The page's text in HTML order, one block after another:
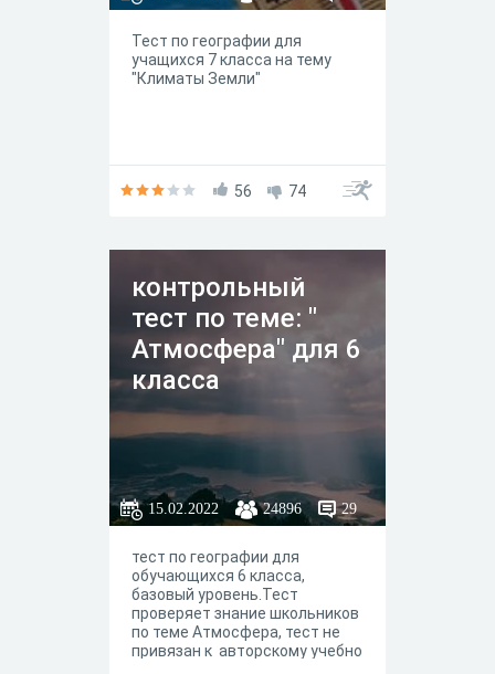
Тест по географии для
учащихся 7 класса на тему
"Климаты Земли"
56 74
контрольный
тест по теме: "
Атмосфера" для 6
класса
15.02.2022 24896 29
тест по географии для
обучающихся 6 класса,
базовый уровень.Тест
проверяет знание школьников
по теме Атмосфера, тест не
привязан к авторскому учебно